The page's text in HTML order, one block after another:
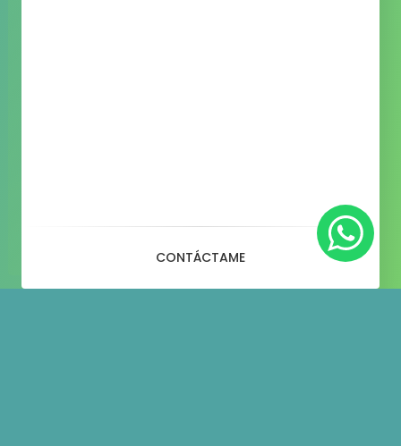
CONTÁCTAME